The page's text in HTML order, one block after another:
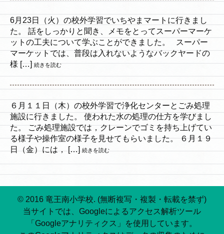
6月23日（火）の校外学習でいちやまマートに行きまし
た。 話をしっかりと聞き、メモをとってスーパーマーケ
ットの工夫について学ぶことができました。 スーパー
マーケットでは、普段は入れないようなバックヤードの
様 […] 続きを読む
６月１１日（木）の校外学習で浄化センターとごみ処理
施設に行きました。 使われた水の処理の仕方を学びまし
た。 ごみ処理施設では，クレーンでゴミを持ち上げてい
る様子や操作室の様子を見せてもらいました。 ６月１９
日（金）には， […] 続きを読む
© 2016 竜王南小学校. (無断複写・複製・転載を禁ず)
当サイトでは、Googleによるアクセス解析ツール
「Googleアナリティクス」を使用しています。